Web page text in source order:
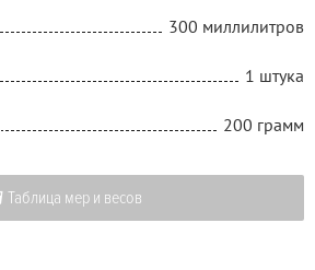
300 миллилитров
1 штука
200 грамм
Таблица мер и весов